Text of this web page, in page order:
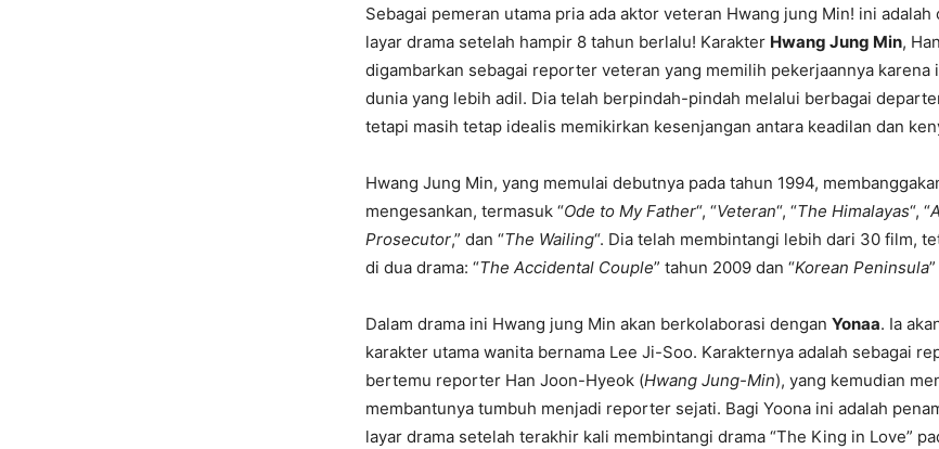
Sebagai pemeran utama pria ada aktor veteran Hwang jung Min! ini adalah
layar drama setelah hampir 8 tahun berlalu! Karakter Hwang Jung Min,
digambarkan sebagai reporter veteran yang memilih pekerjaannya karena
dunia yang lebih adil. Dia telah berpindah-pindah melalui berbagai
tetapi masih tetap idealis memikirkan kesenjangan antara keadilan dan
Hwang Jung Min, yang memulai debutnya pada tahun 1994,
mengesankan, termasuk “Ode to My Father“, “Veteran“, “The Himalayas“, “
Prosecutor,” dan “The Wailing“. Dia telah membintangi lebih dari 30 film,
di dua drama: “The Accidental Couple” tahun 2009 dan “Korean Peninsula
Dalam drama ini Hwang jung Min akan berkolaborasi dengan Yonaa. Ia
karakter utama wanita bernama Lee Ji-Soo. Karakternya adalah sebagai
bertemu reporter Han Joon-Hyeok (Hwang Jung-Min), yang kemudian
membantunya tumbuh menjadi reporter sejati. Bagi Yoona ini adalah
layar drama setelah terakhir kali membintangi drama “The King in Love”